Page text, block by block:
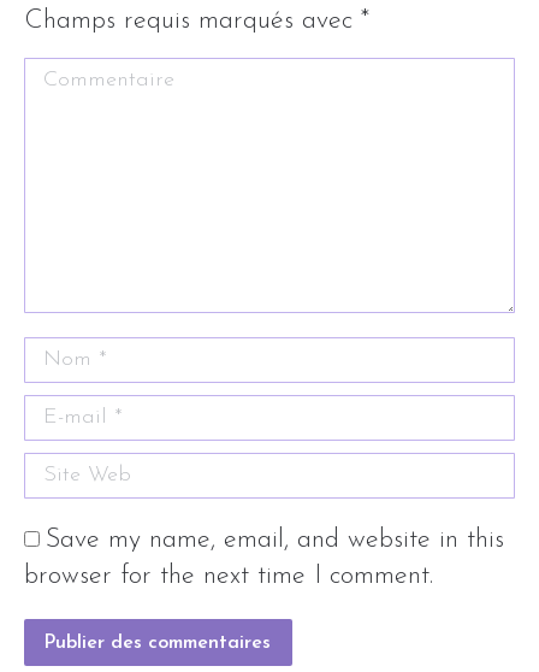
Champs requis marqués avec *
Commentaire
Nom *
E-mail *
Site Web
Save my name, email, and website in this
browser for the next time I comment.
Publier des commentaires